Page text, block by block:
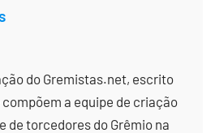
do Gremistas.net, escrito
a equipe de criação
de torcedores do Grêmio na